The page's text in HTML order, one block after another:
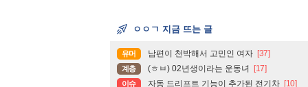
ㅇㅇㄱ 지금 뜨는 글
유머 남편이 천박해서 고민인 여자 [37]
계층 (ㅎㅂ) 02년생이라는 운동녀 [17]
이슈 자동 드리프트 기능이 추가된 전기차 [10]